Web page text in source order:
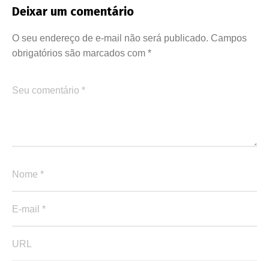
Deixar um comentário
O seu endereço de e-mail não será publicado. Campos
obrigatórios são marcados com *